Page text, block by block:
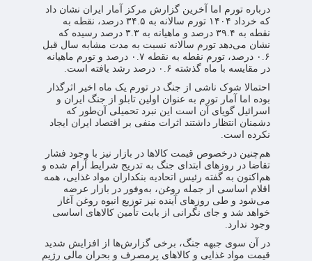
درباره تورم اما آخرین گزارش مرکز آمار ایران نشان داد
که خرداد ۱۴۰۴ تورم سالانه به ۳۴.۵ درصد، نقطه به
نقطه به ۳۹.۴ درصد و ماهیانه به ۳.۳ درصد رسیده که
نشان می‌دهد تورم سالانه نسبت به مدت مشابه سال قبل
۰.۶ درصد، تورم نقطه به نقطه ۰.۷ درصد و تورم ماهیانه
در مقایسه با ماه گذشته ۰.۶ درصد رشد یافته است.
احتمالا شوک ناشی از جنگ در تورم یک ماه اخیر اثرگذار
بوده اما آمار تورم به عنوان اولین تابلو از جنگ ایران و
اسرائیل گویای آن است این نبرد تحمیلی آن‌طور که
دشمنان انتظار داشتند اثرات منفی بر اقتصاد ایران ایجاد
نکرده است.
هم‌چنین درخصوص قیمت کالاها در بازار نیز با وجود فشار
تقاضا در روزهای ابتدای جنگ به تدریج شرایط آرام شده و
هم‌اکنون به گفته رئیس اتحادیه بنکداران مواد غذایی، همه
اقلام اساسی از جمله روغن، به‌وفور در بازار عرضه
می‌شود و طی روزهای آینده نیز توزیع انبوه روغن آغاز
خواهد شد و جای نگرانی از بابت تأمین کالاهای اساسی
وجود ندارد.
در آن سوی جبهه جنگ، برخی گزارش‌ها از افزایش شدید
قیمت مواد غذایی و کالاهای پرمصرف و بحران مالی رژیم